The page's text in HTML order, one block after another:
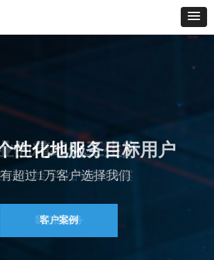
超过1万客户选择我们
性化地服务目标用户
客户案例
业供给专业的解决方案
的精细化工生产
我们的服务